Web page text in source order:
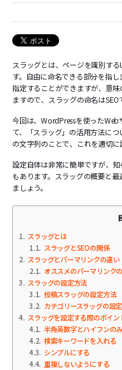
スラッグとは、ページを識別す
す。自由に命名できる部分を指
指定することができますが、意
ますので、スラッグの命名はSEO
今回は、WordPressを使った
て、「スラッグ」の活用方法に
の文字列のことで、これを適切に
設定自体は非常に簡単ですが、
もあります。スラッグの概要と
ましょう。
1 スラッグとは
1.1 スラッグとSEOの関係
2 スラッグとパーマリンクの違い
2.1 オススメのパーマリンク
3
スラッグの設定方法
3.1 投稿スラッグの設定方法
3.2 カテゴリースラッグの設
4 スラッグを設定する際のポイン
4.1 半角英数字とハイフンのみ
4.2 検索キーワードを入れる
4.3
シンプルにする
4.4 重複しないようにする